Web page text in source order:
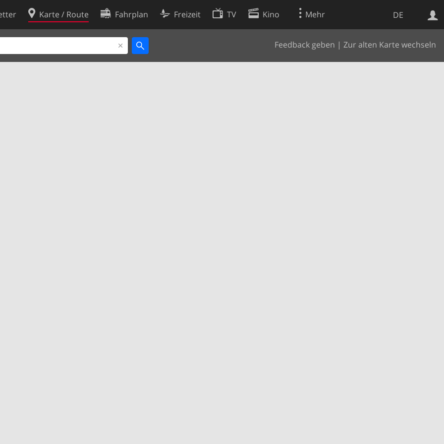
DE
Karte / Route Fahrplan Freizeit TV Kino Mehr
Feedback geben | Zur alten Karte wechseln
Websuche
Cookie-Richtlinie
Cookie-Einstellungen